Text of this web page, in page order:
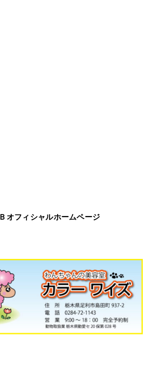
オフィシャルホームページ